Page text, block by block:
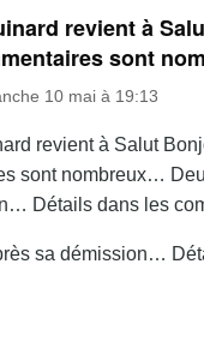
revient à
sont
10 mai à 19:13
revient à Salut
sont nombreux…
Détails dans les
sa démission…